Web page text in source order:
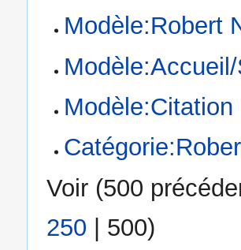
Modèle:Robert
Voir (500
250 | 500)